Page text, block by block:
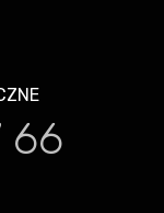
66